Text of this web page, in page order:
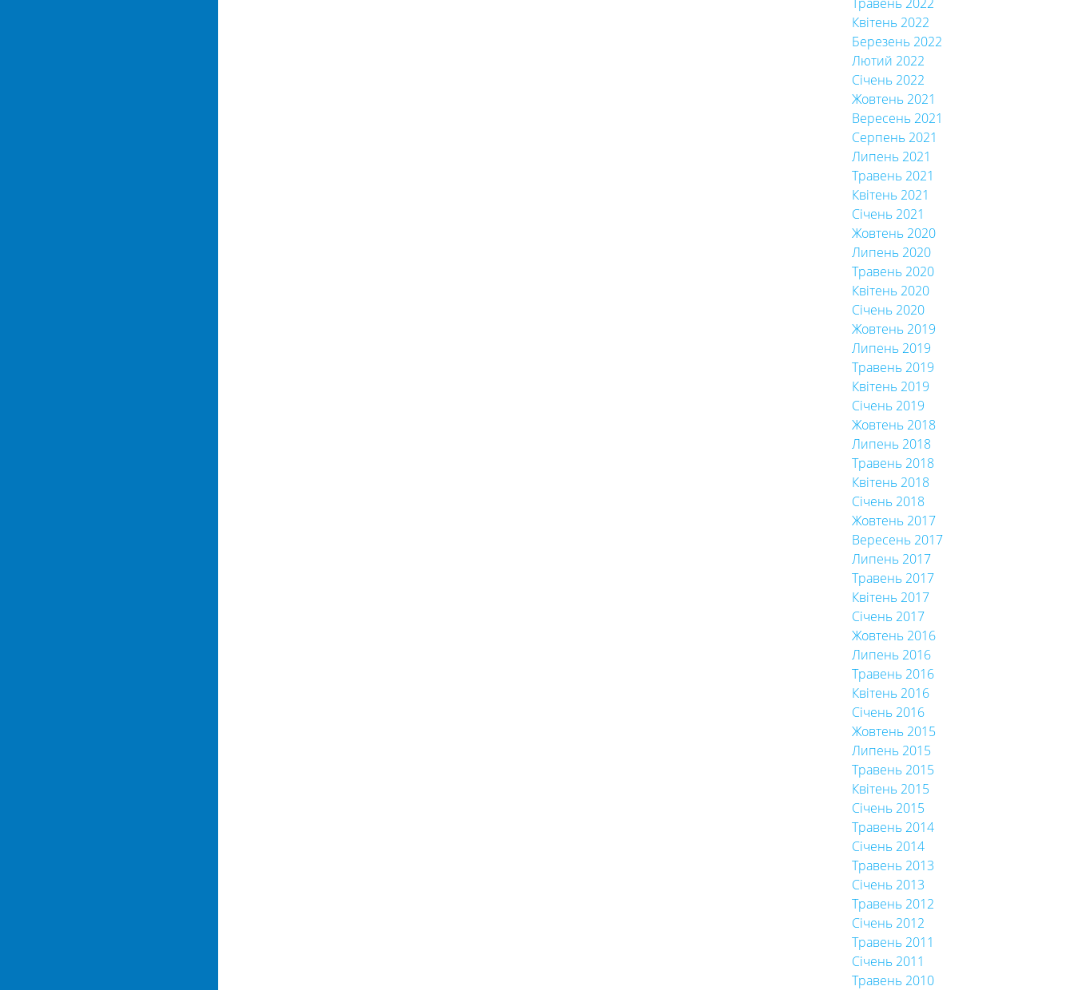
Квітень 2022
Березень 2022
Лютий 2022
Січень 2022
Жовтень 2021
Вересень 2021
Серпень 2021
Липень 2021
Травень 2021
Квітень 2021
Січень 2021
Жовтень 2020
Липень 2020
Травень 2020
Квітень 2020
Січень 2020
Жовтень 2019
Липень 2019
Травень 2019
Квітень 2019
Січень 2019
Жовтень 2018
Липень 2018
Травень 2018
Квітень 2018
Січень 2018
Жовтень 2017
Вересень 2017
Липень 2017
Травень 2017
Квітень 2017
Січень 2017
Жовтень 2016
Липень 2016
Травень 2016
Квітень 2016
Січень 2016
Жовтень 2015
Липень 2015
Травень 2015
Квітень 2015
Січень 2015
Травень 2014
Січень 2014
Травень 2013
Січень 2013
Травень 2012
Січень 2012
Травень 2011
Січень 2011
Травень 2010